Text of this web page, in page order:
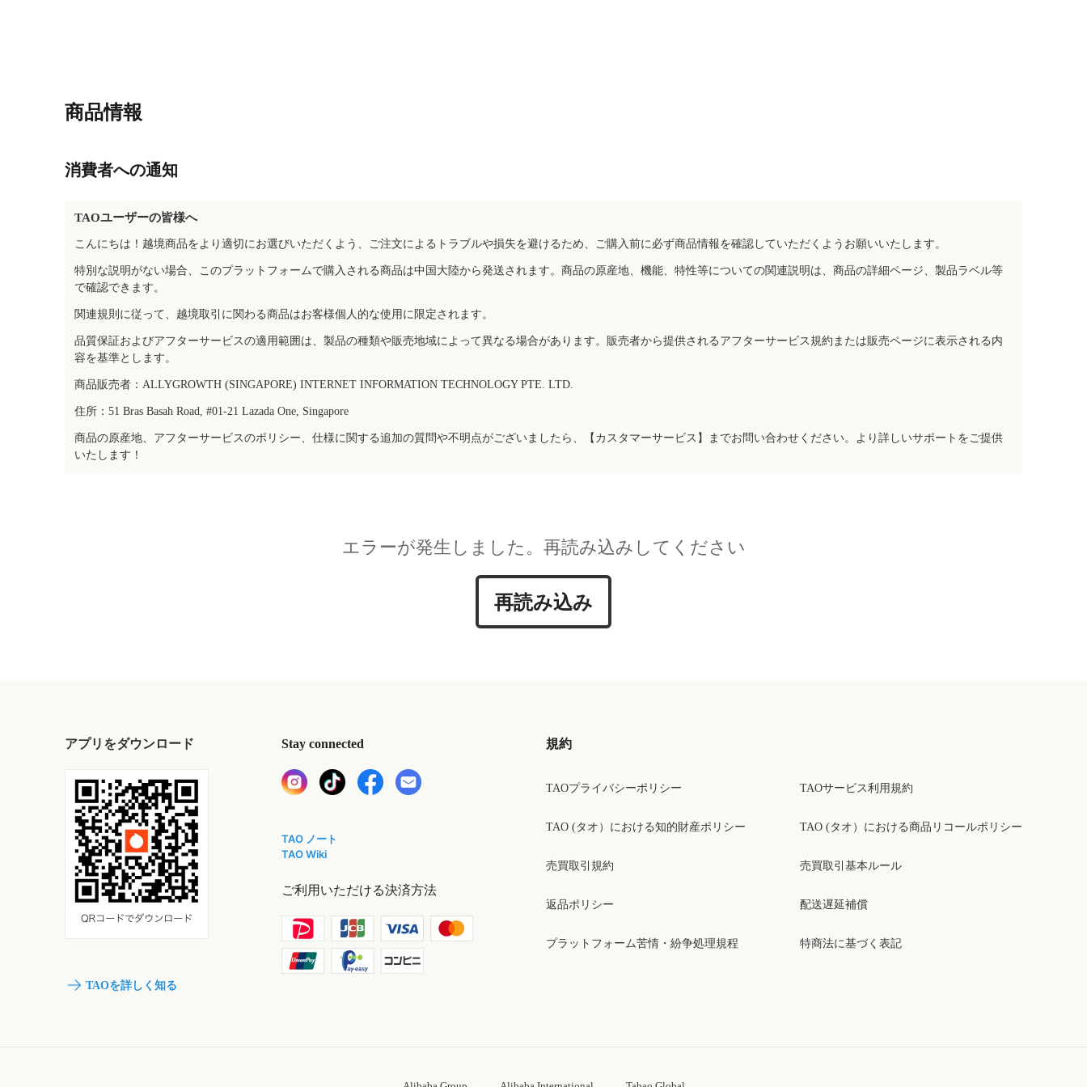
商品情報
消費者への通知
TAOユーザーの皆様へ
こんにちは！越境商品をより適切にお選びいただくよう、ご注文によるトラブルや損失を避けるため、ご購入前に必ず商品情報を確認していただくようお願いいたします。
特別な説明がない場合、このプラットフォームで購入される商品は中国大陸から発送されます。商品の原産地、機能、特性等についての関連説明は、商品の詳細ページ、製品ラベル等
で確認できます。
関連規則に従って、越境取引に関わる商品はお客様個人的な使用に限定されます。
品質保証およびアフターサービスの適用範囲は、製品の種類や販売地域によって異なる場合があります。販売者から提供されるアフターサービス規約または販売ページに表示される内
容を基準とします。
商品販売者：ALLYGROWTH (SINGAPORE) INTERNET INFORMATION TECHNOLOGY PTE. LTD.
住所：51 Bras Basah Road, #01-21 Lazada One, Singapore
商品の原産地、アフターサービスのポリシー、仕様に関する追加の質問や不明点がございましたら、【カスタマーサービス】までお問い合わせください。より詳しいサポートをご提供
いたします！
エラーが発生しました。再読み込みしてください
再読み込み
アプリをダウンロード
TAOを詳しく知る
Stay connected
TAO ノート
TAO Wiki
ご利用いただける決済方法
規約
TAOプライバシーポリシー
TAO (タオ）における知的財産ポリシー
売買取引規約
返品ポリシー
プラットフォーム苦情・紛争処理規程
TAOサービス利用規約
TAO (タオ）における商品リコールポリシー
売買取引基本ルール
配送遅延補償
特商法に基づく表記